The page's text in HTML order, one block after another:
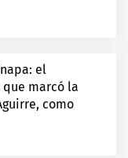
el
marcó la
como